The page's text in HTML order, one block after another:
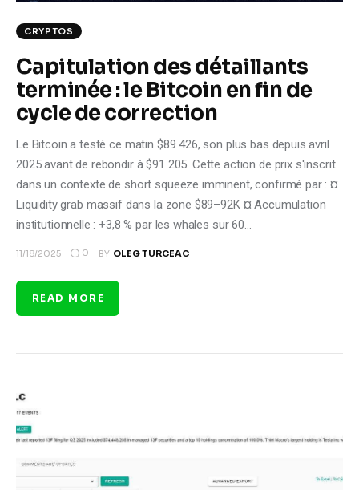
CRYPTOS
Capitulation des détaillants
terminée : le Bitcoin en fin de
cycle de correction
Le Bitcoin a testé ce matin $89 426, son plus bas depuis avril
2025 avant de rebondir à $91 205. Cette action de prix s'inscrit
dans un contexte de short squeeze imminent, confirmé par : ¤
Liquidity grab massif dans la zone $89–92K ¤ Accumulation
institutionnelle : +3,8 % par les whales sur 60…
11/18/2025 0 BY OLEG TURCEAC
READ MORE